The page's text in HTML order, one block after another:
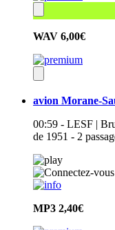
WAV 6,00€
avion Morane-
00:59 - LESF |
de 1951 - 2
MP3 2,40€